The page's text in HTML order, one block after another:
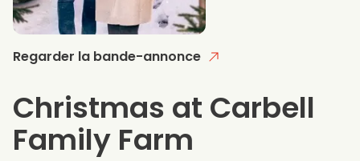
Regarder la bande-annonce
Christmas at Carbell
Family Farm